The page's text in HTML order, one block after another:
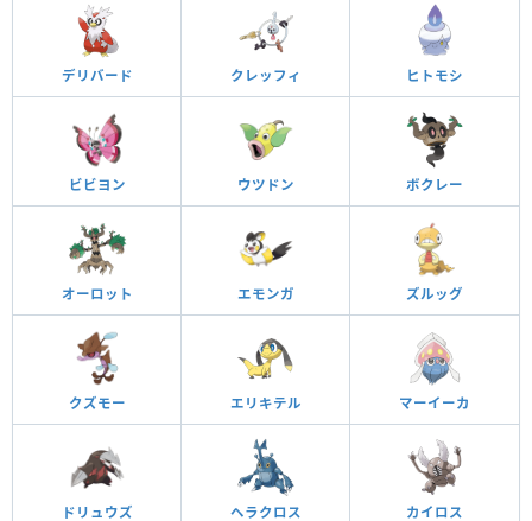
デリバード クレッフィ ヒトモシ
ビビヨン ウツドン ボクレー
オーロット エモンガ ズルッグ
クズモー エリキテル マーイーカ
ドリュウズ ヘラクロス カイロス